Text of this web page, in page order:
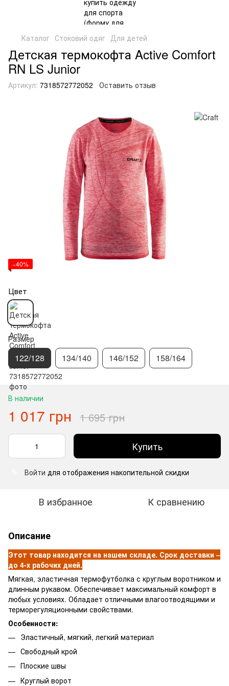
Каталог Стоковий одяг Для детей
Детская термокофта Active Comfort
RN LS Junior
Артикул: 7318572772052 Оставить отзыв
−40%
Цвет
Размер
122/128 134/140 146/152 158/164
В наличии
1 017 грн 1 695 грн
Купить
Войти для отображения накопительной скидки
В избранное К сравнению
Описание
Этот товар находится на нашем складе. Срок доставки –
до 4-х рабочих дней.
Мягкая, эластичная термофутболка с круглым воротником и
длинным рукавом. Обеспечивает максимальный комфорт в
любых условиях. Обладает отличными влагоотводящими и
терморегуляционными свойствами.
Особенности:
Эластичный, мягкий, легкий материал
Свободный крой
Плоские швы
Круглый ворот